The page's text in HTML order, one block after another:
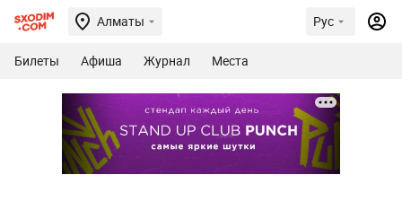
Алматы Рус
Билеты Афиша Журнал Места